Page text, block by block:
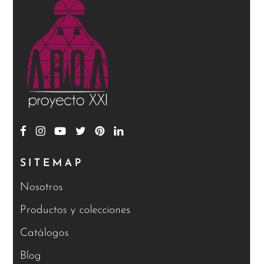
SITEMAP
Nosotros
Productos y colecciones
Catálogos
Blog